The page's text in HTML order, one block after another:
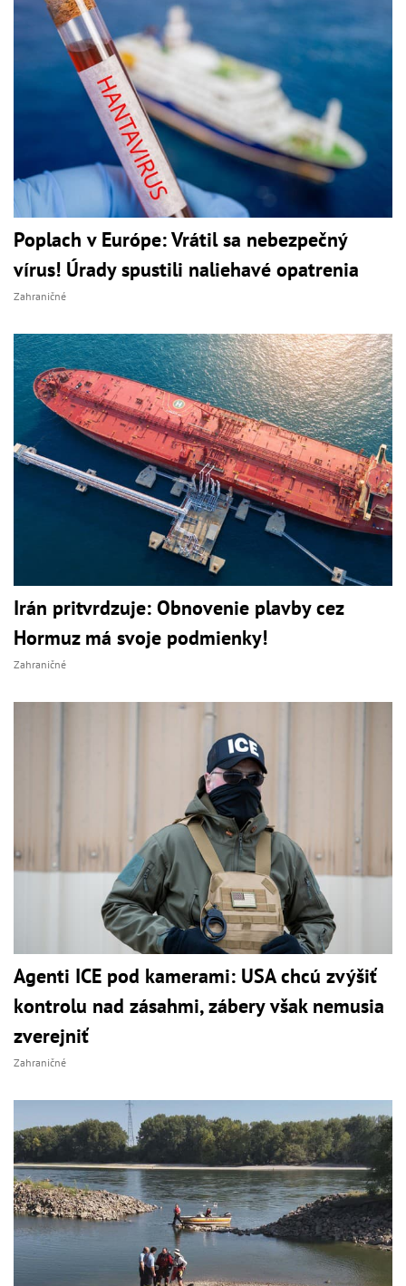
Poplach v Európe: Vrátil sa nebezpečný
vírus! Úrady spustili naliehavé opatrenia
Zahraničné
Irán pritvrdzuje: Obnovenie plavby cez
Hormuz má svoje podmienky!
Zahraničné
Agenti ICE pod kamerami: USA chcú zvýšiť
kontrolu nad zásahmi, zábery však nemusia
zverejniť
Zahraničné